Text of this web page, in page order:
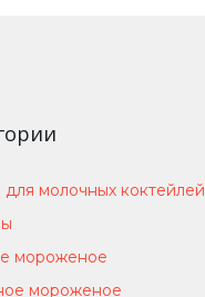
молочных коктейлей
мороженое
мороженое